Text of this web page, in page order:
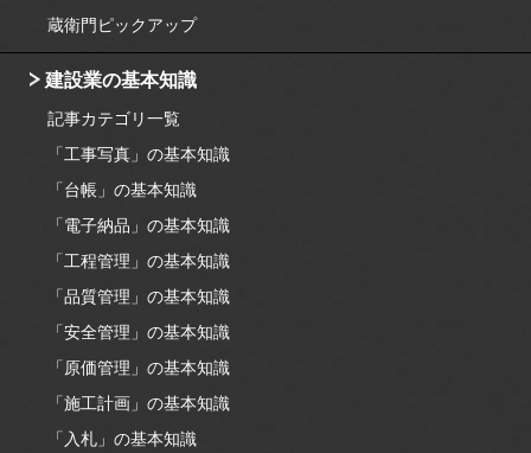
蔵衛門ピックアップ
建設業の基本知識
記事カテゴリ一覧
「工事写真」の基本知識
「台帳」の基本知識
「電子納品」の基本知識
「工程管理」の基本知識
「品質管理」の基本知識
「安全管理」の基本知識
「原価管理」の基本知識
「施工計画」の基本知識
「入札」の基本知識